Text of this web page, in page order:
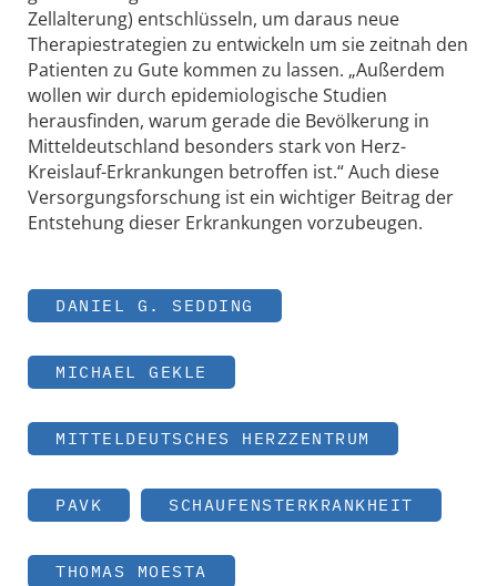
Zellalterung) entschlüsseln, um daraus neue
Therapiestrategien zu entwickeln um sie zeitnah den
Patienten zu Gute kommen zu lassen. „Außerdem
wollen wir durch epidemiologische Studien
herausfinden, warum gerade die Bevölkerung in
Mitteldeutschland besonders stark von Herz-
Kreislauf-Erkrankungen betroffen ist.“ Auch diese
Versorgungsforschung ist ein wichtiger Beitrag der
Entstehung dieser Erkrankungen vorzubeugen.
DANIEL G. SEDDING
MICHAEL GEKLE
MITTELDEUTSCHES HERZZENTRUM
PAVK SCHAUFENSTERKRANKHEIT
THOMAS MOESTA